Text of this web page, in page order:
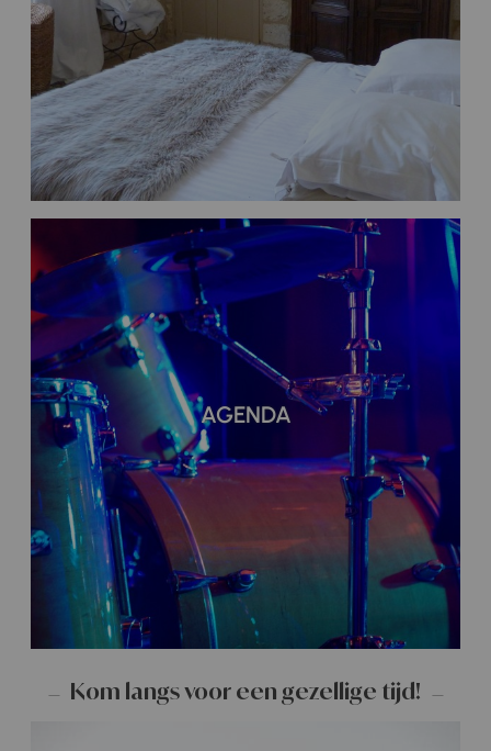
AGENDA
Kom langs voor een gezellige tijd!